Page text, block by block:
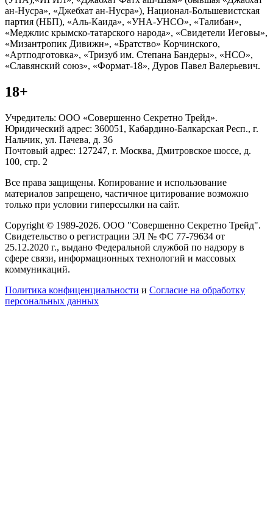
ан-Нусра», «Джебхат ан-Нусра»), Национал-Большевистская
партия (НБП), «Аль-Каида», «УНА-УНСО», «Талибан»,
«Меджлис крымско-татарского народа», «Свидетели Иеговы»,
«Мизантропик Дивижн», «Братство» Корчинского,
«Артподготовка», «Тризуб им. Степана Бандеры», «НСО»,
«Славянский союз», «Формат-18», Дуров Павел Валерьевич.
18+
Учредитель: ООО «Совершенно Секретно Трейд».
Юридический адрес: 360051, Кабардино-Балкарская Респ., г.
Нальчик, ул. Пачева, д. 36
Почтовый адрес: 127247, г. Москва, Дмитровское шоссе, д.
100, стр. 2
Все права защищены. Копирование и использование
материалов запрещено, частичное цитирование возможно
только при условии гиперссылки на сайт.
Copyright © 1989-2026. ООО "Совершенно Секретно Трейд".
Свидетельство о регистрации ЭЛ № ФС 77-79634 от
25.12.2020 г., выдано Федеральной службой по надзору в
сфере связи, информационных технологий и массовых
коммуникаций.
Политика конфиценциальности и Согласие на обработку
персональных данных